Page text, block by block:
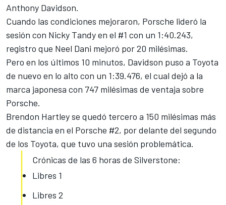
Anthony Davidson.
Cuando las condiciones mejoraron, Porsche lideró la
sesión con Nicky Tandyen el #1 con un 1:40.243,
registro que Neel Dani mejoró por 20 milésimas.
Pero en los últimos 10 minutos, Davidson puso a Toyota
de nuevo en lo alto con un 1:39.476, el cual dejó a la
marca japonesa con 747 milésimas de ventaja sobre
Porsche.
Brendon Hartley se quedó tercero a 150 milésimas más
de distancia en el Porsche #2, por delante del segundo
de los Toyota, que tuvo una sesión problemática.
Crónicas de las 6 horas de Silverstone:
Libres 1
Libres 2